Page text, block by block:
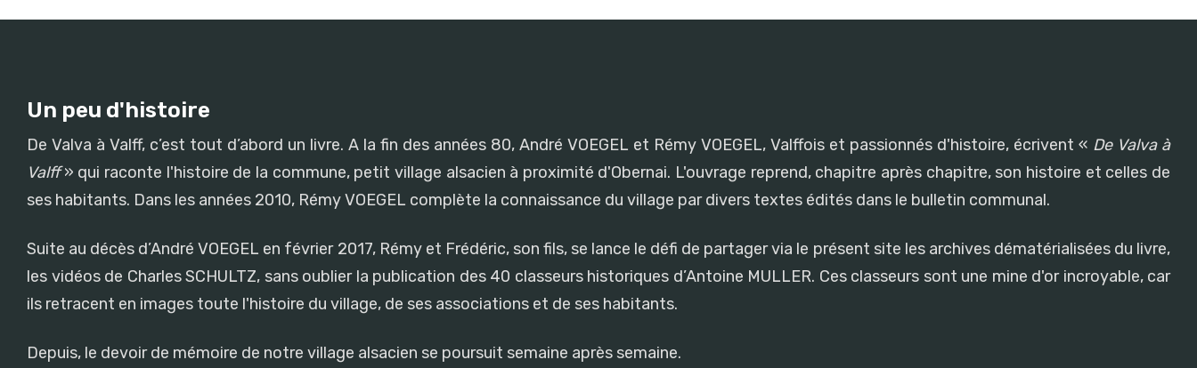
Un peu d'histoire
De Valva à Valff, c’est tout d’abord un livre. A la fin des années 80, André VOEGEL et Rémy VOEGEL, Valffois et passionnés d'histoire, écrivent « De Valva à
Valff» qui raconte l'histoire de la commune, petit village alsacien à proximité d'Obernai. L'ouvrage reprend, chapitre après chapitre, son histoire et celles de
ses habitants. Dans les années 2010, Rémy VOEGEL complète la connaissance du village par divers textes édités dans le bulletin communal.
Suite au décès d’André VOEGEL en février 2017, Rémy et Frédéric, son fils, se lance le défi de partager via le présent site les archives dématérialisées du livre,
les vidéos de Charles SCHULTZ, sans oublier la publication des 40 classeurs historiques d’Antoine MULLER. Ces classeurs sont une mine d'or incroyable, car
ils retracent en images toute l'histoire du village, de ses associations et de ses habitants.
Depuis, le devoir de mémoire de notre village alsacien se poursuit semaine après semaine.